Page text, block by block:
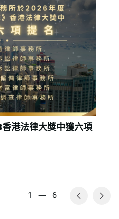
港法律大獎中獲六項
1 — 6